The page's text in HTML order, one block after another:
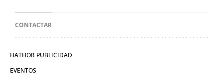
CONTACTAR
HATHOR PUBLICIDAD
EVENTOS